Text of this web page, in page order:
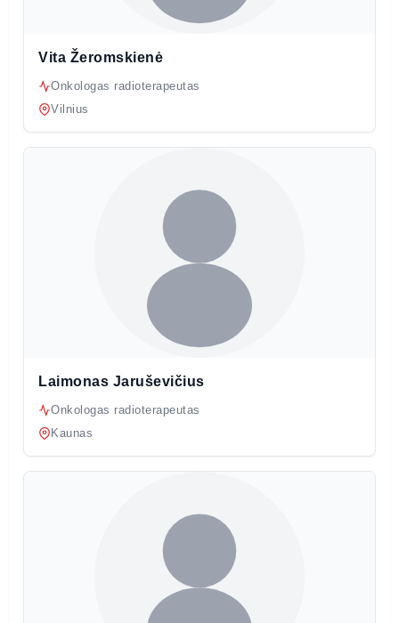
Vita Žeromskienė
Onkologas radioterapeutas
Vilnius
Laimonas Jaruševičius
Onkologas radioterapeutas
Kaunas